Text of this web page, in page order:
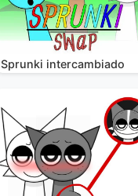
Sprunki intercambiado